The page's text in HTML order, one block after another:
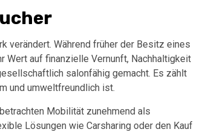
verändert. Während früher der Besitz eines
Wert auf finanzielle Vernunft, Nachhaltigkeit
salonfähig gemacht. Es zählt
und umweltfreundlich ist.
Mobilität zunehmend als
Lösungen wie Carsharing oder den Kauf